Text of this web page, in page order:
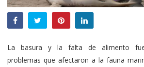
La basura y la falta de alimento
problemas que afectaron a la fauna